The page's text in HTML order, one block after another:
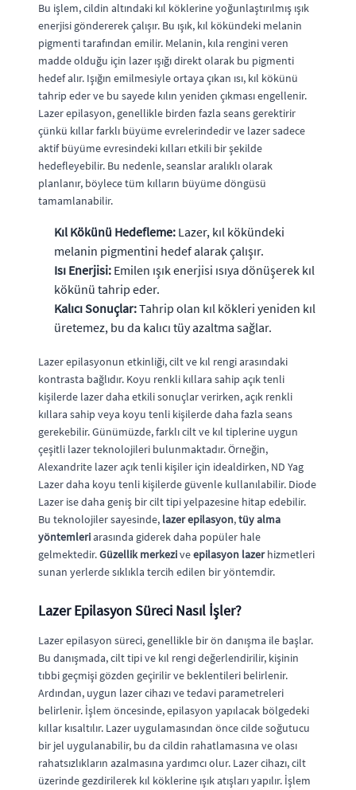
Bu işlem, cildin altındaki kıl köklerine yoğunlaştırılmış ışık
enerjisi göndererek çalışır. Bu ışık, kıl kökündeki melanin
pigmenti tarafından emilir. Melanin, kıla rengini veren
madde olduğu için lazer ışığı direkt olarak bu pigmenti
hedef alır. Işığın emilmesiyle ortaya çıkan ısı, kıl kökünü
tahrip eder ve bu sayede kılın yeniden çıkması engellenir.
Lazer epilasyon, genellikle birden fazla seans gerektirir
çünkü kıllar farklı büyüme evrelerindedir ve lazer sadece
aktif büyüme evresindeki kılları etkili bir şekilde
hedefleyebilir. Bu nedenle, seanslar aralıklı olarak
planlanır, böylece tüm kılların büyüme döngüsü
tamamlanabilir.
Kıl Kökünü Hedefleme: Lazer, kıl kökündeki
melanin pigmentini hedef alarak çalışır.
Isı Enerjisi: Emilen ışık enerjisi ısıya dönüşerek kıl
kökünü tahrip eder.
Kalıcı Sonuçlar:Tahrip olan kıl kökleri yeniden kıl
üretemez, bu da kalıcı tüy azaltma sağlar.
Lazer epilasyonun etkinliği, cilt ve kıl rengi arasındaki
kontrasta bağlıdır. Koyu renkli kıllara sahip açık tenli
kişilerde lazer daha etkili sonuçlar verirken, açık renkli
kıllara sahip veya koyu tenli kişilerde daha fazla seans
gerekebilir. Günümüzde, farklı cilt ve kıl tiplerine uygun
çeşitli lazer teknolojileri bulunmaktadır. Örneğin,
Alexandrite lazer açık tenli kişiler için idealdirken, ND Yag
Lazer daha koyu tenli kişilerde güvenle kullanılabilir. Diode
Lazer ise daha geniş bir cilt tipi yelpazesine hitap edebilir.
Bu teknolojiler sayesinde, lazer epilasyon,tüy alma
yöntemleriarasında giderek daha popüler hale
gelmektedir.Güzellik merkeziveepilasyon lazerhizmetleri
sunan yerlerde sıklıkla tercih edilen bir yöntemdir.
Lazer Epilasyon Süreci Nasıl İşler?
Lazer epilasyon süreci, genellikle bir ön danışma ile başlar.
Bu danışmada, cilt tipi ve kıl rengi değerlendirilir, kişinin
tıbbi geçmişi gözden geçirilir ve beklentileri belirlenir.
Ardından, uygun lazer cihazı ve tedavi parametreleri
belirlenir. İşlem öncesinde, epilasyon yapılacak bölgedeki
kıllar kısaltılır. Lazer uygulamasından önce cilde soğutucu
bir jel uygulanabilir, bu da cildin rahatlamasına ve olası
rahatsızlıkların azalmasına yardımcı olur. Lazer cihazı, cilt
üzerinde gezdirilerek kıl köklerine ışık atışları yapılır. İşlem